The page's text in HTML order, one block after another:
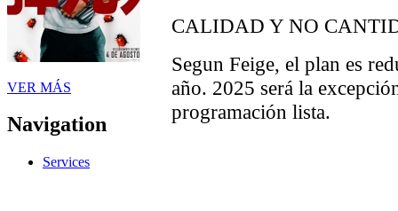
VER MÁS
Navigation
Services
CALIDAD Y NO
Segun Feige, el plan es
año. 2025 será la
programación lista.